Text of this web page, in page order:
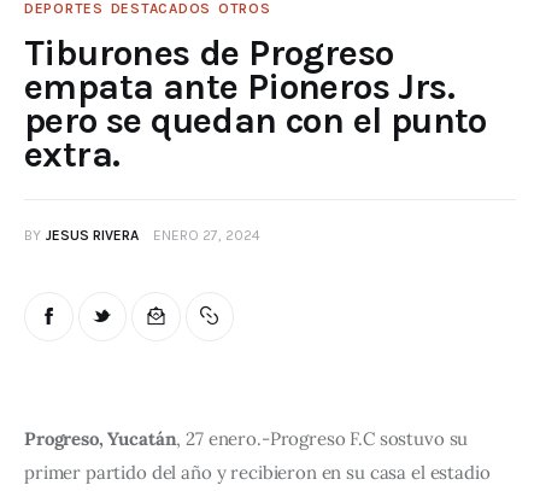
DEPORTES DESTACADOS OTROS
Tiburones de Progreso
empata ante Pioneros Jrs.
pero se quedan con el punto
extra.
BY JESUS RIVERA ENERO 27, 2024
Progreso, Yucatán, 27 enero.-Progreso F.C sostuvo su
primer partido del año y recibieron en su casa el estadio